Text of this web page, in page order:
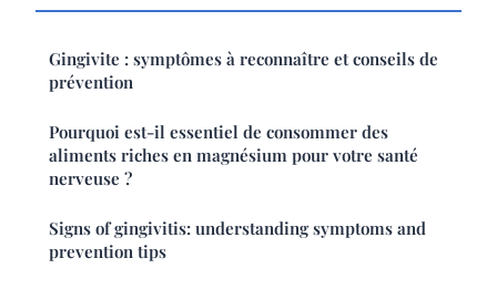
Gingivite : symptômes à reconnaître et conseils de
prévention
Pourquoi est-il essentiel de consommer des
aliments riches en magnésium pour votre santé
nerveuse ?
Signs of gingivitis: understanding symptoms and
prevention tips